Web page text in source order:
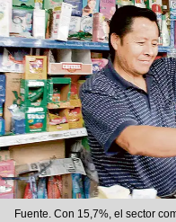
Fuente. Con 15,7%, el sector